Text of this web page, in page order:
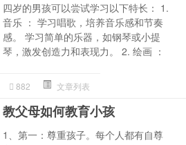
四岁的男孩可以尝试学习以下特长： 1.
音乐 ： 学习唱歌，培养音乐感和节奏
感。 学习简单的乐器，如钢琴或小提
琴，激发创造力和表现力。 2. 绘画 ：
882 文章列表
教父母如何教育小孩
1、第一：尊重孩子。每个人都有自尊